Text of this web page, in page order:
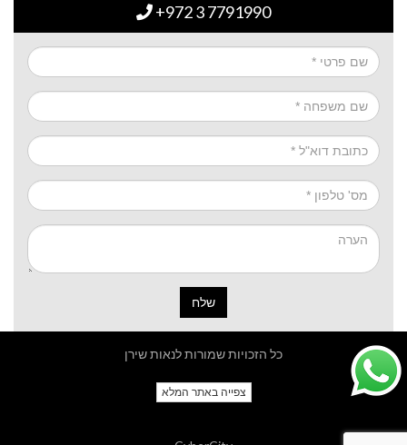
+972 3 7791990
שלח
כל הזכויות שמורות לנאות שירן
צפייה באתר המלא